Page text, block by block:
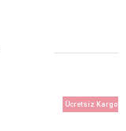
Ücretsiz Kargo